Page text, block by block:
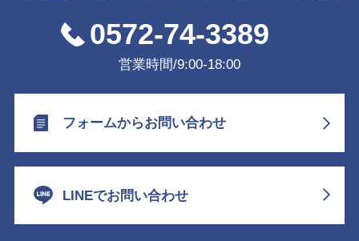
0572-74-3389
営業時間/9:00-18:00
フォームからお問い合わせ
LINEでお問い合わせ